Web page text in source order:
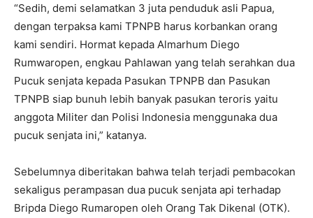
“Sedih, demi selamatkan 3 juta penduduk asli Papua,
dengan terpaksa kami TPNPB harus korbankan orang
kami sendiri. Hormat kepada Almarhum Diego
Rumwaropen, engkau Pahlawan yang telah serahkan dua
Pucuk senjata kepada Pasukan TPNPB dan Pasukan
TPNPB siap bunuh lebih banyak pasukan teroris yaitu
anggota Militer dan Polisi Indonesia menggunaka dua
pucuk senjata ini,” katanya.
Sebelumnya diberitakan bahwa telah terjadi pembacokan
sekaligus perampasan dua pucuk senjata api terhadap
Bripda Diego Rumaropen oleh Orang Tak Dikenal (OTK).